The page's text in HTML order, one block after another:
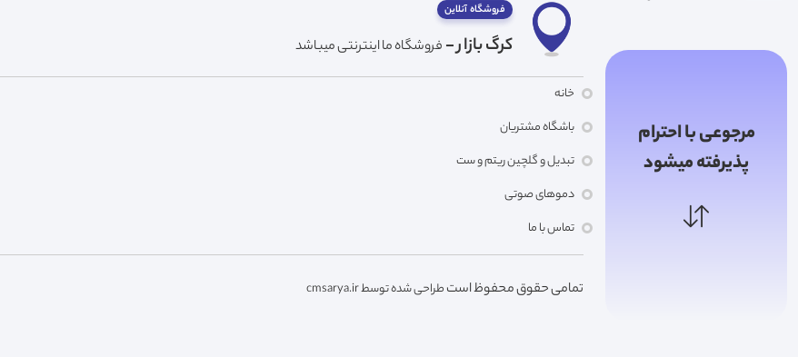
مرجوعی با احترام
پذیرفته میشود
فروشگاه آنلاین
کرگ بازار - فروشگاه ما اینترنتی میباشد
خانه
باشگاه مشتریان
تبدیل و گلچین ریتم و ست
دموهای صوتی
تماس با ما
تمامی حقوق محفوظ استطراحی شده توسط cmsarya.ir